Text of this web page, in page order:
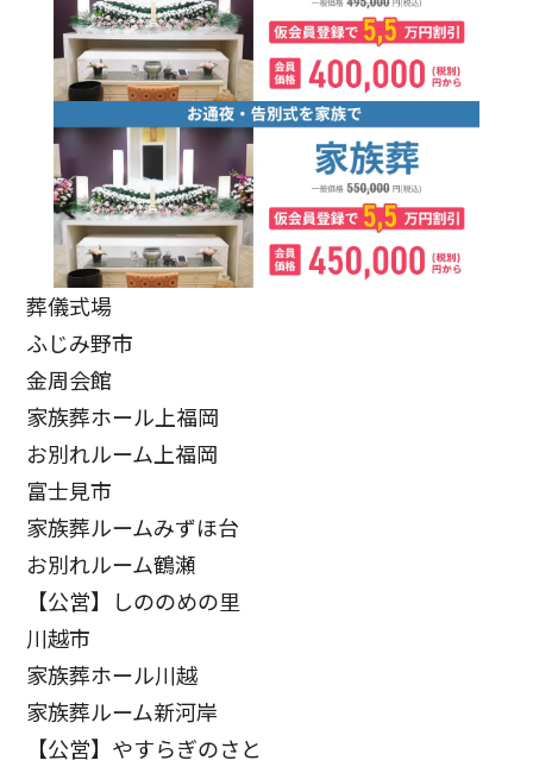
葬儀式場
ふじみ野市
金周会館
家族葬ホール上福岡
お別れルーム上福岡
富士見市
家族葬ルームみずほ台
お別れルーム鶴瀬
【公営】しののめの里
川越市
家族葬ホール川越
家族葬ルーム新河岸
【公営】やすらぎのさと